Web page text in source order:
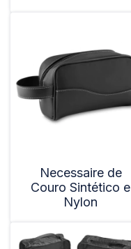
Necessaire de
Couro Sintético e
Nylon